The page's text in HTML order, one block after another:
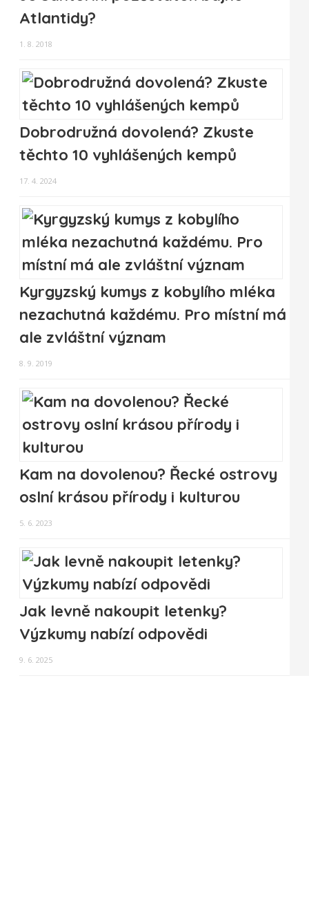
Atlantidy?
1. 8. 2018
Dobrodružná dovolená? Zkuste
těchto 10 vyhlášených kempů
17. 4. 2024
Kyrgyzský kumys z kobylího mléka
nezachutná každému. Pro místní má
ale zvláštní význam
8. 9. 2019
Kam na dovolenou? Řecké ostrovy
oslní krásou přírody i kulturou
5. 6. 2023
Jak levně nakoupit letenky?
Výzkumy nabízí odpovědi
9. 6. 2025